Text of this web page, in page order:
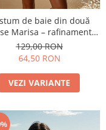
de baie din două
Marisa – rafinament
și confort de vară
129,00 RON
64,50 RON
VEZI VARIANTE